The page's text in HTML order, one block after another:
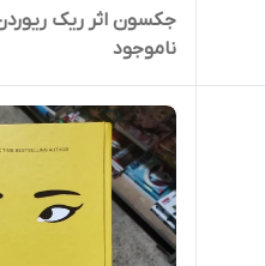
جکسون اثر ریک
آناناس
ناموجود